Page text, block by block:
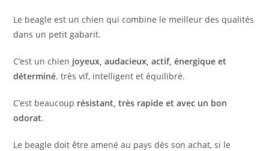
Le beagle est un chien qui combine le meilleur des qualités
dans un petit gabarit.
C’est un chien joyeux, audacieux, actif, énergique et
déterminé. très vif, intelligent et équilibré.
C’est beaucoup résistant, très rapide et avec un bon
odorat.
Le beagle doit être amené au pays dès son achat, si le